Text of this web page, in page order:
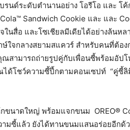
นด์ระดับตำนานอย่าง โอรีโอ และ โ
Sandwich Cookie และ และ
นสื่อ และโซเชียลมีเดียได้อย่างล้นห
ใจกลางสยามสแควร์ สำหรับคนที่ต้อ
สามารถถ่ายรูปคู่กับเพื่อนซี้พร้อมอัปโ
โชว์ความซี้ปึ้กตามคอนเซปท์ “คู่ซี้ลิ
นาดใหญ่ พร้อมแจกขนม OREO®
มซี้แล้ว ยังได้ทานขนมแสนอร่อยอีกด้